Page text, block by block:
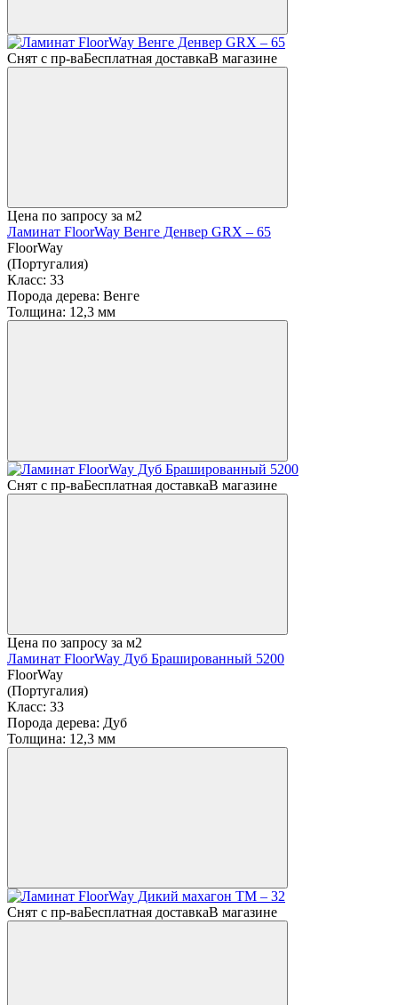
Снят с пр-ваБесплатная доставкаВ магазине
Цена по запросу за м2
Ламинат FloorWay Венге Денвер GRX – 65
FloorWay
(Португалия)
Класс: 33
Порода дерева: Венге
Толщина: 12,3 мм
Снят с пр-ваБесплатная доставкаВ магазине
Цена по запросу за м2
Ламинат FloorWay Дуб Брашированный 5200
FloorWay
(Португалия)
Класс: 33
Порода дерева: Дуб
Толщина: 12,3 мм
Снят с пр-ваБесплатная доставкаВ магазине